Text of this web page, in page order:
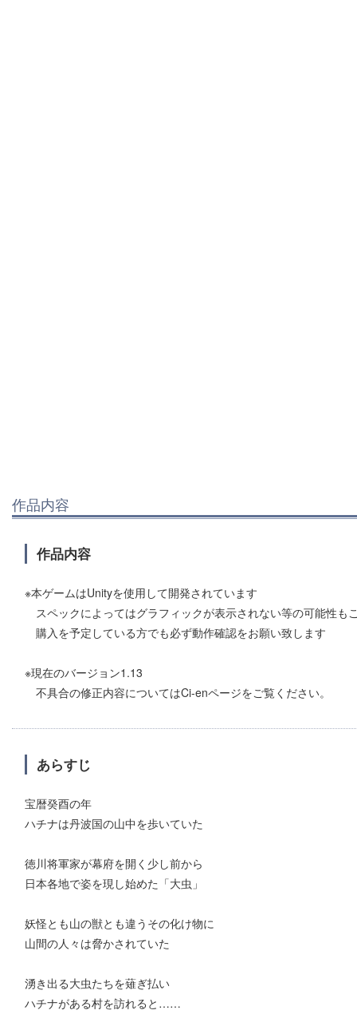
作品内容
作品内容
※本ゲームはUnityを使用して開発されています
スペックによってはグラフィックが表示されない等の可能性も
購入を予定している方でも必ず動作確認をお願い致します
※現在のバージョン1.13
不具合の修正内容についてはCi-enページをご覧ください。
あらすじ
宝暦癸酉の年
ハチナは丹波国の山中を歩いていた
徳川将軍家が幕府を開く少し前から
日本各地で姿を現し始めた「大虫」
妖怪とも山の獣とも違うその化け物に
山間の人々は脅かされていた
湧き出る大虫たちを薙ぎ払い
ハチナがある村を訪れると……